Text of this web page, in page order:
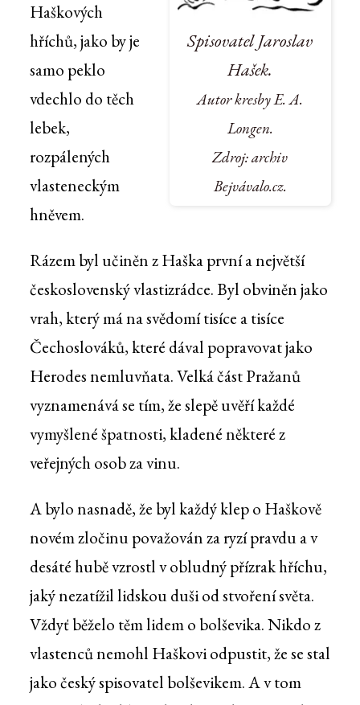
Spisovatel Jaroslav
Hašek.
Autor kresby E. A.
Longen.
Zdroj: archiv
Bejvávalo.cz.
Haškových
hříchů, jako by je
samo peklo
vdechlo do těch
lebek,
rozpálených
vlasteneckým
hněvem.
Rázem byl učiněn z Haška první a největší
československý vlastizrádce. Byl obviněn jako
vrah, který má na svědomí tisíce a tisíce
Čechoslováků, které dával popravovat jako
Herodes nemluvňata. Velká část Pražanů
vyznamenává se tím, že slepě uvěří každé
vymyšlené špatnosti, kladené některé z
veřejných osob za vinu.
A bylo nasnadě, že byl každý klep o Haškově
novém zločinu považován za ryzí pravdu a v
desáté hubě vzrostl v obludný přízrak hříchu,
jaký nezatížil lidskou duši od stvoření světa.
Vždyť běželo těm lidem o bolševika. Nikdo z
vlastenců nemohl Haškovi odpustit, že se stal
jako český spisovatel bolševikem. A v tom